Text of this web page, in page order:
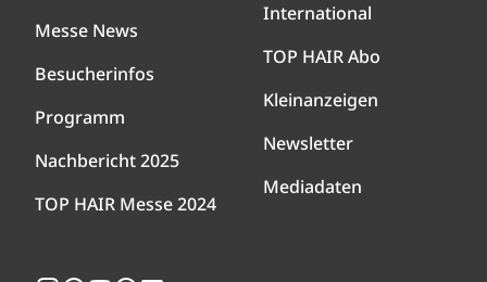
Messe News
Besucherinfos
Programm
Nachbericht 2025
TOP HAIR Messe 2024
International
TOP HAIR Abo
Kleinanzeigen
Newsletter
Mediadaten